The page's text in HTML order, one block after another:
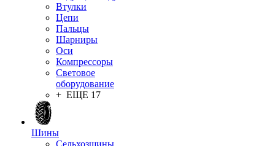
Втулки
Цепи
Пальцы
Шарниры
Оси
Компрессоры
Световое
оборудование
+ ЕЩЕ 17
Шины
Сельхозшины